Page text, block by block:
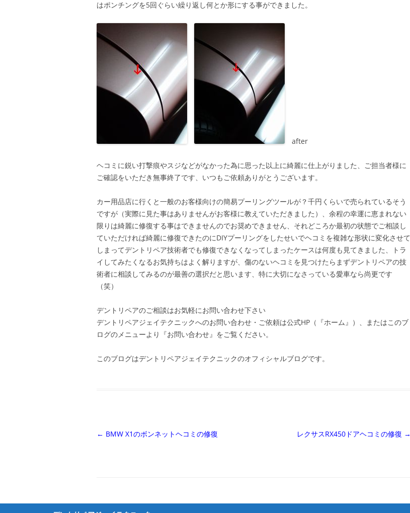
はポンチングを5回ぐらい繰り返し何とか形にする事ができました。
after
ヘコミに鋭い打撃痕やスジなどがなかった為に思った以上に綺麗に仕上がりました、ご担当者様に
ご確認をいただき無事終了です、いつもご依頼ありがとうございます。
カー用品店に行くと一般のお客様向けの簡易プーリングツールが？千円くらいで売られているそう
ですが（実際に見た事はありませんがお客様に教えていただきました）、余程の幸運に恵まれない
限りは綺麗に修復する事はできませんのでお奨めできません、それどころか最初の状態でご相談し
ていただければ綺麗に修復できたのにDIYプーリングをしたせいでヘコミを複雑な形状に変化させて
しまってデントリペア技術者でも修復できなくなってしまったケースは何度も見てきました、トラ
イしてみたくなるお気持ちはよく解りますが、傷のないヘコミを見つけたらまずデントリペアの技
術者に相談してみるのが最善の選択だと思います、特に大切になさっている愛車なら尚更です
（笑）
デントリペアのご相談はお気軽にお問い合わせ下さい
デントリペアジェイテクニックへのお問い合わせ・ご依頼は公式HP（『ホーム』）、またはこのブ
ログのメニューより『お問い合わせ』をご覧ください。
このブログはデントリペアジェイテクニックのオフィシャルブログです。
投
ー
← BMW X1のボンネットヘコミの修復 レクサスRX450ドアヘコミの修復 →